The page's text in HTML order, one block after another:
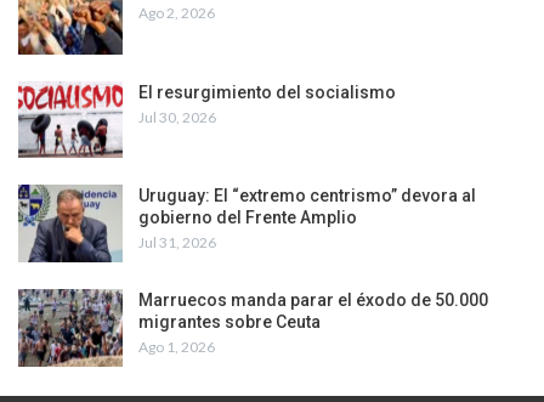
Ago 2, 2026
El resurgimiento del socialismo
Jul 30, 2026
Uruguay: El “extremo centrismo” devora al
gobierno del Frente Amplio
Jul 31, 2026
Marruecos manda parar el éxodo de 50.000
migrantes sobre Ceuta
Ago 1, 2026